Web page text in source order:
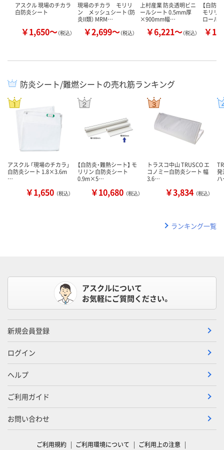
アスクル 現場のチカラ
白防炎シート
￥1,650～（税込）
現場のチカラ モリリ
ン メッシュシート（防
炎II類） MRM…
￥2,699～（税込）
上村産業 防炎透明ビニ
ールシート 0.5mm厚
×900mm幅…
￥6,221～（税込）
【白防炎
モリリ
ロール（
￥
防炎シート/難燃シートの売れ筋ランキング
アスクル 「現場のチカラ」
白防炎シート 1.8×3.6m
…
￥1,650 （税込）
【白防炎・難熱シート】 モ
リリン 白防炎シート
0.9m×5…
￥10,680 （税込）
トラスコ中山 TRUSCO エ
コノミー白防炎シート 幅
3.6…
￥3,834 （税込）
発
ランキング一覧
アスクルについて
お気軽にご質問ください。
新規会員登録
ログイン
ヘルプ
ご利用ガイド
お問い合わせ
ご利用規約 ご利用環境について ご利用上の注意